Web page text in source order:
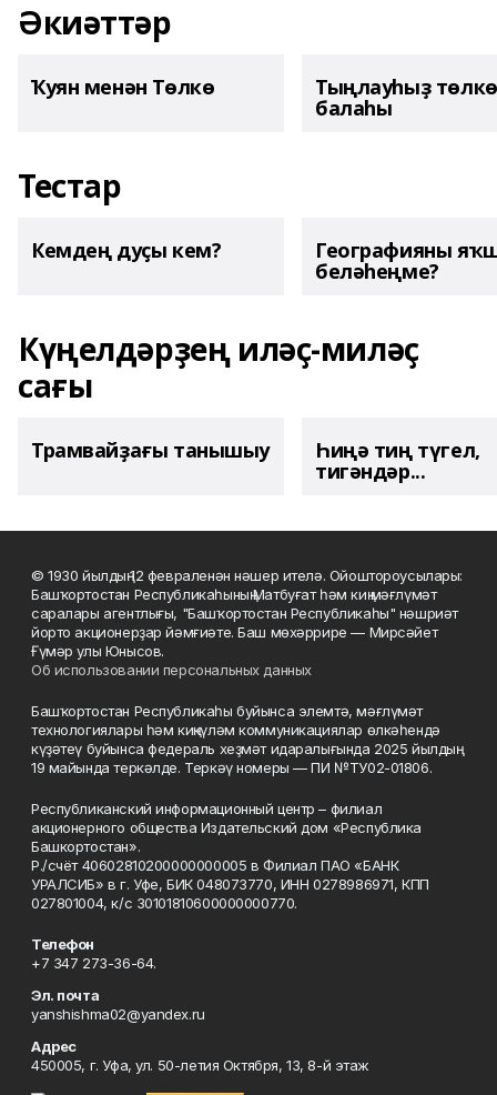
Әкиәттәр
Ҡуян менән Төлкө Тыңлауһыҙ төлкө
балаһы
Тестар
Кемдең дуҫы кем? Географияны
беләһеңме?
Күңелдәрҙең иләҫ-миләҫ
сағы
Трамвайҙағы танышыу Һиңә тиң түгел,
тигәндәр...
© 1930 йылдың 12 февраленән нәшер ителә. Ойоштороусылары:
Башҡортостан Республикаһының Матбуғат һәм киң мәғлүмәт
саралары агентлығы, "Башҡортостан Республикаһы" нәшриәт
йорто акционерҙар йәмғиәте. Баш мөхәррире — Мирсәйет
Ғүмәр улы Юнысов.
Об использовании персональных данных
Башҡортостан Республикаһы буйынса элемтә, мәғлүмәт
технологиялары һәм киңкүләм коммуникациялар өлкәһендә
күҙәтеү буйынса федераль хеҙмәт идаралығында 2025 йылдың
19 майында теркәлде. Теркәү номеры — ПИ №ТУ02-01806.
Республиканский информационный центр – филиал
акционерного общества Издательский дом «Республика
Башкортостан».
Р./счёт 40602810200000000005 в Филиал ПАО «БАНК
УРАЛСИБ» в г. Уфе, БИК 048073770, ИНН 0278986971, КПП
027801004, к/с 30101810600000000770.
Телефон
+7 347 273-36-64.
Эл. почта
yanshishma02@yandex.ru
Адрес
450005, г. Уфа, ул. 50-летия Октября, 13, 8-й этаж